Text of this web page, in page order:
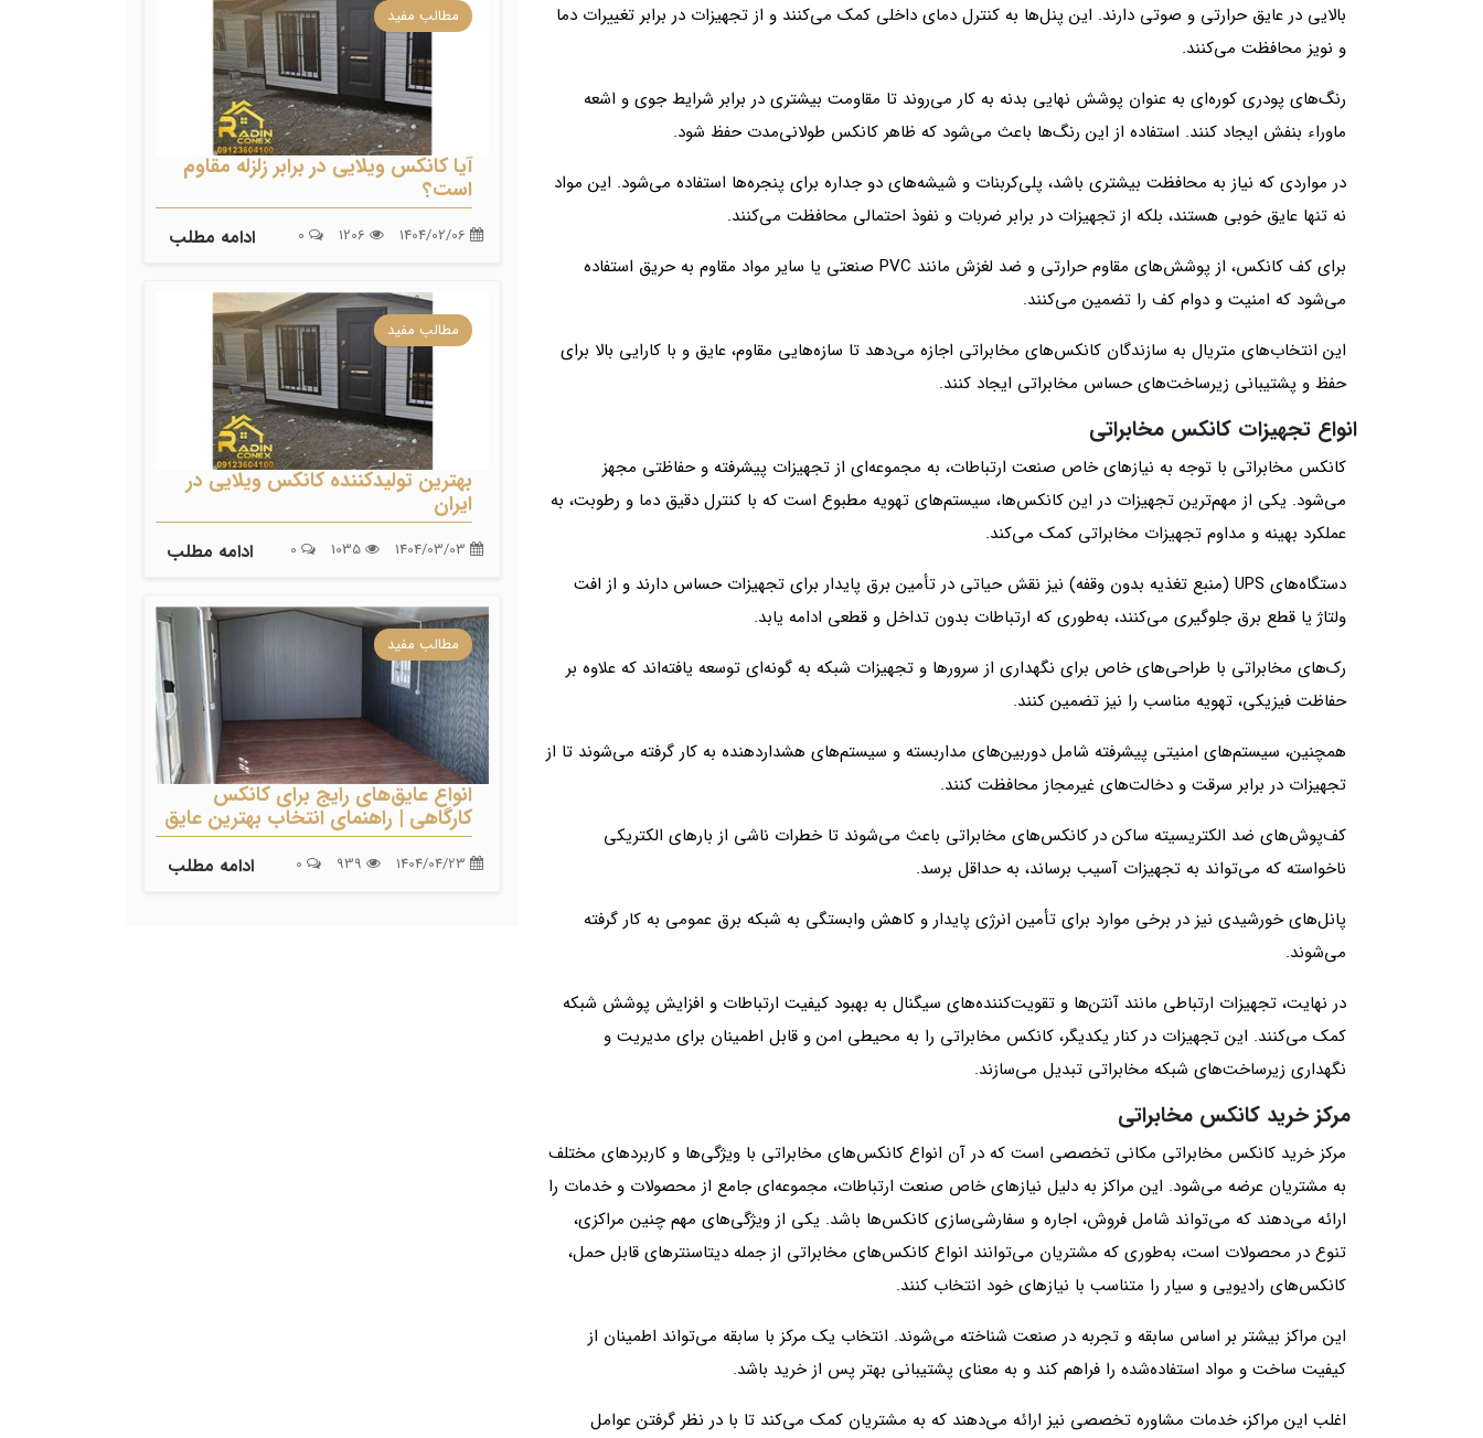
بالایی در عایق حرارتی و صوتی دارند. این پنل‌ها به کنترل دمای داخلی کمک می‌کنند و از تجهیزات در برابر تغییرات دما
و نویز محافظت می‌کنند.
رنگ‌های پودری کوره‌ای به عنوان پوشش نهایی بدنه به کار می‌روند تا مقاومت بیشتری در برابر شرایط جوی و اشعه
ماوراء بنفش ایجاد کنند. استفاده از این رنگ‌ها باعث می‌شود که ظاهر کانکس طولانی‌مدت حفظ شود.
در مواردی که نیاز به محافظت بیشتری باشد، پلی‌کربنات و شیشه‌های دو جداره برای پنجره‌ها استفاده می‌شود. این مواد
نه تنها عایق خوبی هستند، بلکه از تجهیزات در برابر ضربات و نفوذ احتمالی محافظت می‌کنند.
برای کف کانکس، از پوشش‌های مقاوم حرارتی و ضد لغزش مانند PVC صنعتی یا سایر مواد مقاوم به حریق استفاده
می‌شود که امنیت و دوام کف را تضمین می‌کنند.
این انتخاب‌های متریال به سازندگان کانکس‌های مخابراتی اجازه می‌دهد تا سازه‌هایی مقاوم، عایق و با کارایی بالا برای
حفظ و پشتیبانی زیرساخت‌های حساس مخابراتی ایجاد کنند.
انواع تجهیزات کانکس مخابراتی
کانکس مخابراتی با توجه به نیازهای خاص صنعت ارتباطات، به مجموعه‌ای از تجهیزات پیشرفته و حفاظتی مجهز
می‌شود. یکی از مهم‌ترین تجهیزات در این کانکس‌ها، سیستم‌های تهویه مطبوع است که با کنترل دقیق دما و رطوبت، به
عملکرد بهینه و مداوم تجهیزات مخابراتی کمک می‌کند.
دستگاه‌های UPS (منبع تغذیه بدون وقفه) نیز نقش حیاتی در تأمین برق پایدار برای تجهیزات حساس دارند و از افت
ولتاژ یا قطع برق جلوگیری می‌کنند، به‌طوری که ارتباطات بدون تداخل و قطعی ادامه یابد.
رک‌های مخابراتی با طراحی‌های خاص برای نگهداری از سرورها و تجهیزات شبکه به گونه‌ای توسعه یافته‌اند که علاوه بر
حفاظت فیزیکی، تهویه مناسب را نیز تضمین کنند.
همچنین، سیستم‌های امنیتی پیشرفته شامل دوربین‌های مداربسته و سیستم‌های هشداردهنده به کار گرفته می‌شوند تا از
تجهیزات در برابر سرقت و دخالت‌های غیرمجاز محافظت کنند.
کف‌پوش‌های ضد الکتریسیته ساکن در کانکس‌های مخابراتی باعث می‌شوند تا خطرات ناشی از بارهای الکتریکی
ناخواسته که می‌تواند به تجهیزات آسیب برساند، به حداقل برسد.
پانل‌های خورشیدی نیز در برخی موارد برای تأمین انرژی پایدار و کاهش وابستگی به شبکه برق عمومی به کار گرفته
می‌شوند.
در نهایت، تجهیزات ارتباطی مانند آنتن‌ها و تقویت‌کننده‌های سیگنال به بهبود کیفیت ارتباطات و افزایش پوشش شبکه
کمک می‌کنند. این تجهیزات در کنار یکدیگر، کانکس مخابراتی را به محیطی امن و قابل اطمینان برای مدیریت و
نگهداری زیرساخت‌های شبکه مخابراتی تبدیل می‌سازند.
مرکز خرید کانکس مخابراتی
مرکز خرید کانکس مخابراتی مکانی تخصصی است که در آن انواع کانکس‌های مخابراتی با ویژگی‌ها و کاربردهای مختلف
به مشتریان عرضه می‌شود. این مراکز به دلیل نیازهای خاص صنعت ارتباطات، مجموعه‌ای جامع از محصولات و خدمات را
ارائه می‌دهند که می‌تواند شامل فروش، اجاره و سفارشی‌سازی کانکس‌ها باشد. یکی از ویژگی‌های مهم چنین مراکزی،
تنوع در محصولات است، به‌طوری که مشتریان می‌توانند انواع کانکس‌های مخابراتی از جمله دیتاسنترهای قابل حمل،
کانکس‌های رادیویی و سیار را متناسب با نیازهای خود انتخاب کنند.
این مراکز بیشتر بر اساس سابقه و تجربه در صنعت شناخته می‌شوند. انتخاب یک مرکز با سابقه می‌تواند اطمینان از
کیفیت ساخت و مواد استفاده‌شده را فراهم کند و به معنای پشتیبانی بهتر پس از خرید باشد.
اغلب این مراکز، خدمات مشاوره تخصصی نیز ارائه می‌دهند که به مشتریان کمک می‌کند تا با در نظر گرفتن عوامل
مطالب مفید
آیا کانکس ویلایی در برابر زلزله مقاوم
است؟
ادامه مطلب
مطالب مفید
بهترین تولیدکننده کانکس ویلایی در
ایران
ادامه مطلب
مطالب مفید
انواع عایق‌های رایج برای کانکس
کارگاهی | راهنمای انتخاب بهترین عایق
ادامه مطلب